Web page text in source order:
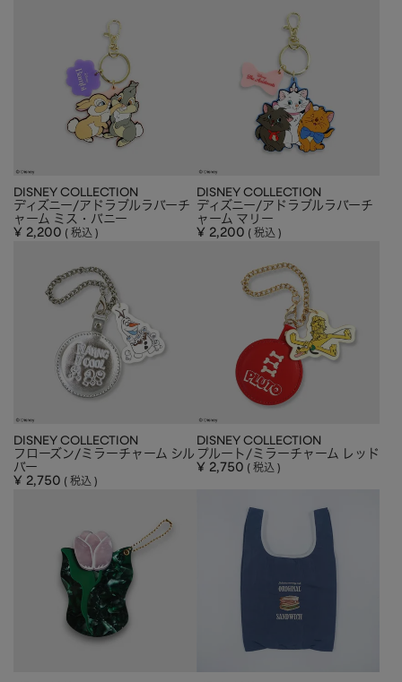
DISNEY COLLECTION
ディズニー/アドラブルラバーチ
ャーム ミス・バニー
¥ 2,200 税込
DISNEY COLLECTION
ディズニー/アドラブルラバーチ
ャーム マリー
¥ 2,200 税込
DISNEY COLLECTION
フローズン/ミラーチャーム シル
バー
¥ 2,750 税込
DISNEY COLLECTION
プルート/ミラーチャーム レッド
¥ 2,750 税込